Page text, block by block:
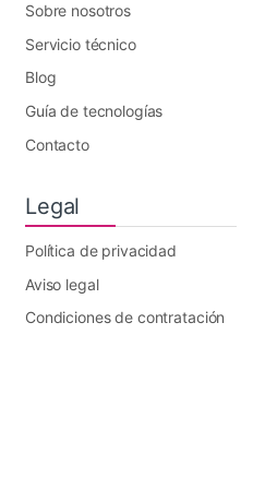
Sobre nosotros
Servicio técnico
Blog
Guía de tecnologías
Contacto
Legal
Política de privacidad
Aviso legal
Condiciones de contratación